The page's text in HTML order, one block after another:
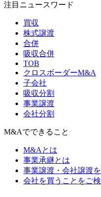
注目ニュースワード
買収
株式譲渡
合併
吸収合併
TOB
クロスボーダーM&A
子会社
吸収分割
事業譲渡
会社分割
M&Aでできること
M&Aとは
事業承継とは
事業譲渡・会社譲渡
会社を買うことをご